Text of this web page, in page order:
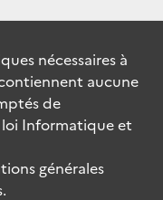
nécessaires à
aucune
de
Informatique et
générales